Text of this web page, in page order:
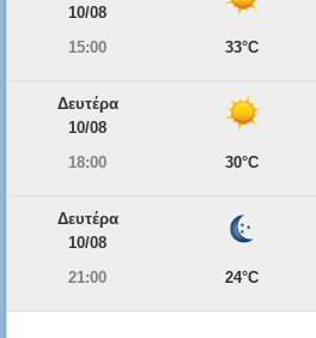
10/08
15:00
33°C
Δευτέρα
10/08
18:00
30°C
Δευτέρα
10/08
21:00
24°C